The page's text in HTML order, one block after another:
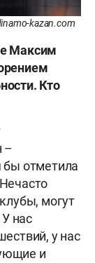
kazan.com
Максим
Кто
–
отметила
могут
нас
у нас
и